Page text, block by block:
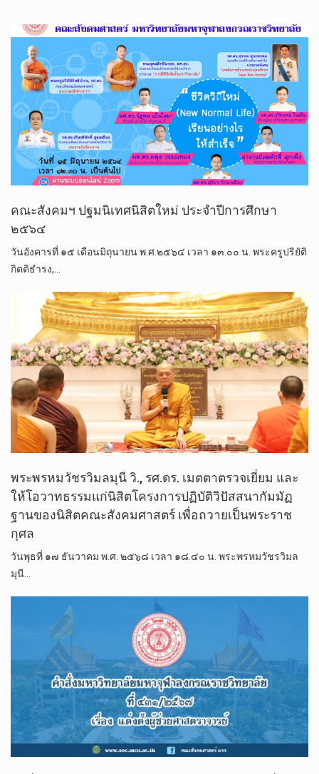
คณะสังคมฯ ปฐมนิเทศนิสิตใหม่ ประจำปีการศึกษา
๒๕๖๔
วันอังคารที่ ๑๕ เดือนมิถุนายน พ.ศ.๒๕๖๔ เวลา ๑๓.๐๐ น. พระครูปริยัติ
กิตติธำรง,…
พระพรหมวัชรวิมลมุนี วิ., รศ.ดร.​ เมตตาตรวจเยี่ยม และ
ให้โอวาทธรรมแก่นิสิตโครงการ​ปฏิบัติ​วิปัสสนา​กัมมัฏ
ฐาน​ของ​นิสิต​คณะ​สังคม​ศาสตร์​ เพื่อถวายเป็นพระราช
กุศล
วันพุธที่ ๑๗ ธันวาคม พ.ศ. ๒๕๖๘ เวลา ๑๘.๔๐ น. พระพรหมวัชรวิมล
มุนี…